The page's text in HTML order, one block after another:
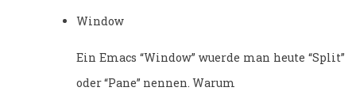
Window
Ein Emacs “Window” wuerde man heute “Split”
oder “Pane” nennen. Warum